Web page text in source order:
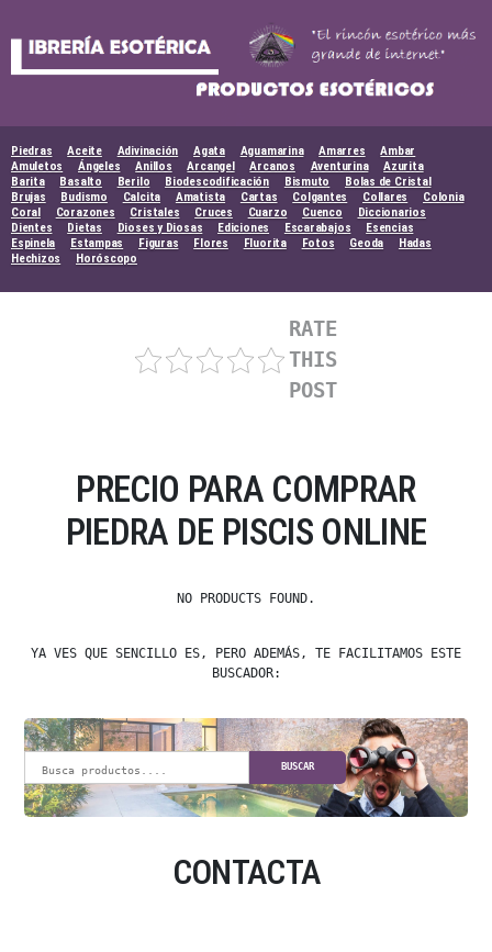
Piedras Aceite Adivinación Agata Aguamarina Amarres
Ambar
Amuletos
Ángeles Anillos Arcangel Arcanos Aventurina
Azurita
Barita
Basalto Berilo Biodescodificación Bismuto
Bolas de Cristal
Brujas
Budismo Calcita Amatista Cartas Colgantes Collares
Colonia
Coral
Corazones Cristales Cruces Cuarzo Cuenco
Diccionarios
Dientes
Dietas Dioses y Diosas Ediciones Escarabajos
Esencias
Espinela
Estampas Figuras Flores Fluorita Fotos Geoda
Hadas
Hechizos
Horóscopo
RATE
THIS
POST
PRECIO PARA COMPRAR
PIEDRA DE PISCIS ONLINE
NO PRODUCTS FOUND.
YA VES QUE SENCILLO ES, PERO ADEMÁS, TE FACILITAMOS ESTE
BUSCADOR:
BUSCAR
CONTACTA